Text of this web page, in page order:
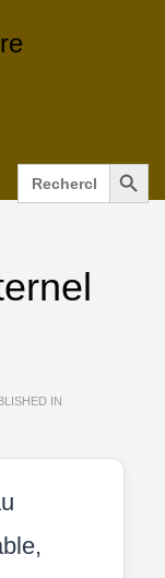
Search
for:
Search Button
IN